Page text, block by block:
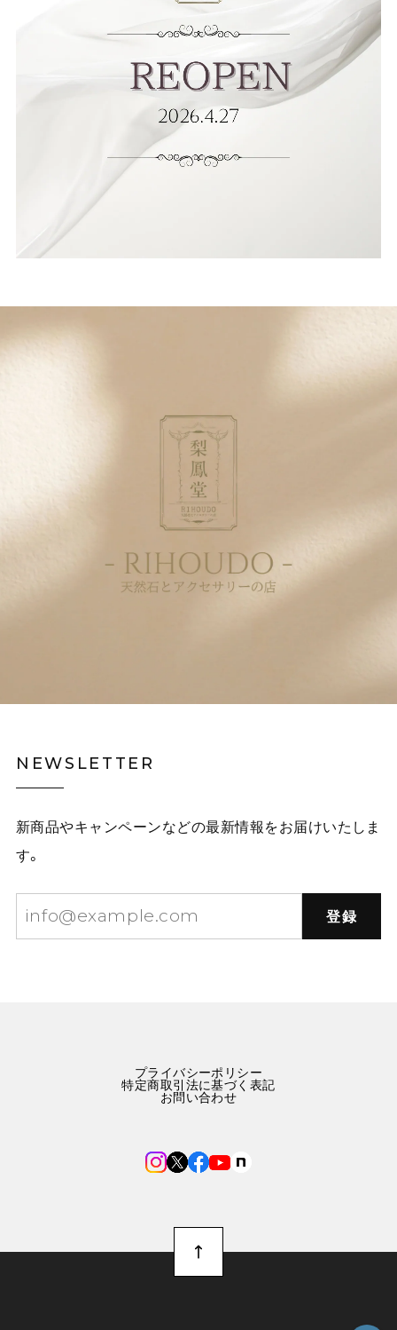
NEWSLETTER
新商品やキャンペーンなどの最新情報をお届けいたしま
す。
登録
プライバシーポリシー
特定商取引法に基づく表記
お問い合わせ